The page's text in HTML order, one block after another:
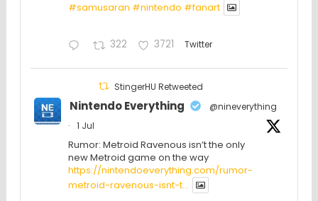
#samusaran #nintendo #fanartㅤㅤㅤㅤ
322 3721 Twitter
StingerHU Retweeted
Nintendo Everything
@nineverything
·
1 Jul
Rumor: Metroid Ravenous isn’t the only
new Metroid game on the way
https://nintendoeverything.com/rumor-
metroid-ravenous-isnt-t...